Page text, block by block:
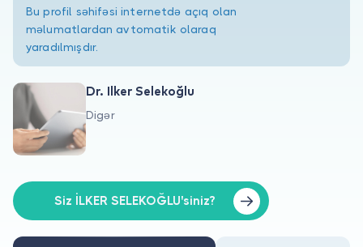
Haqqımızda
Xəstələr üçün
Həkimlər üçün
Bu profil səhifəsi internetdə açıq olan
məlumatlardan avtomatik olaraq
yaradılmışdır.
Dr. Ilker Selekoğlu
Digər
Siz İLKER SELEKOĞLU'siniz?